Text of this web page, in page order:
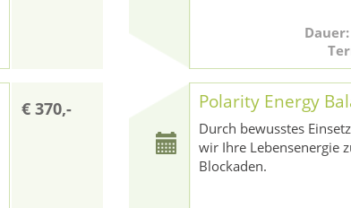
Dauer:
€ 370,- Polarity Energy
Durch bewusstes
wir Ihre Lebensenergie
Blockaden.